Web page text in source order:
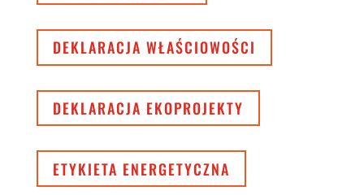
DEKLARACJA WŁAŚCIOWOŚCI
DEKLARACJA EKOPROJEKTY
ETYKIETA ENERGETYCZNA